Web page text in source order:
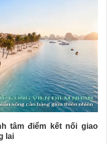
tâm điểm kết nối giao
lai